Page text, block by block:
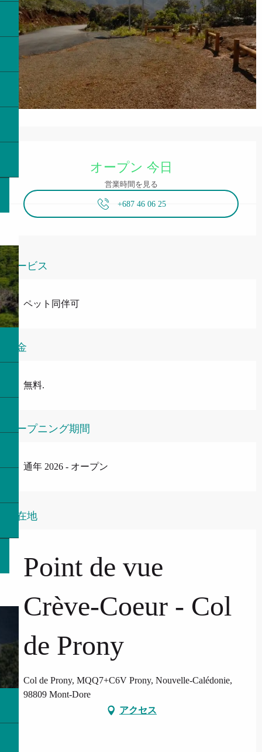
オープン 今日
営業時間を見る
+687 46 06 25
サービス
ペット同伴可
料金
無料.
オープニング期間
通年 2026 - オープン
所在地
Point de vue
Crève-Coeur - Col
de Prony
Col de Prony, MQQ7+C6V Prony, Nouvelle-Calédonie,
98809 Mont-Dore
アクセス